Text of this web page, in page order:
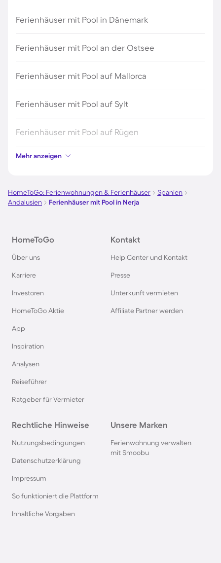
Ferienhäuser mit Pool in Dänemark
Ferienhäuser mit Pool an der Ostsee
Ferienhäuser mit Pool auf Mallorca
Ferienhäuser mit Pool auf Sylt
Ferienhäuser mit Pool auf Rügen
Ferienhäuser mit Pool am Gardasee
Ferienhäuser mit Pool an der Nordsee
Ferienhäuser mit Pool im Allgäu
Ferienhäuser mit Pool auf Fehmarn
Ferienhäuser mit Pool in Büsum
Ferienhäuser mit Pool in Berlin
Ferienhäuser mit Pool auf Texel
Ferienhäuser mit Pool in Oberstdorf
Mehr anzeigen
HomeToGo: Ferienwohnungen & Ferienhäuser
Spanien
Andalusien
Ferienhäuser mit Pool in Nerja
HomeToGo
Über uns
Karriere
Investoren
HomeToGo Aktie
App
Inspiration
Analysen
Reiseführer
Ratgeber für Vermieter
Kontakt
Help Center und Kontakt
Presse
Unterkunft vermieten
Affiliate Partner werden
Rechtliche Hinweise
Nutzungsbedingungen
Datenschutzerklärung
Impressum
So funktioniert die Plattform
Inhaltliche Vorgaben
Unsere Marken
Ferienwohnung verwalten
mit Smoobu